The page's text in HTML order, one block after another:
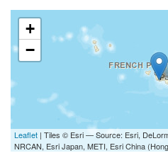
+
−
Leaflet | Tiles © Esri — Source: Esri,
NRCAN, Esri Japan, METI, Esri China